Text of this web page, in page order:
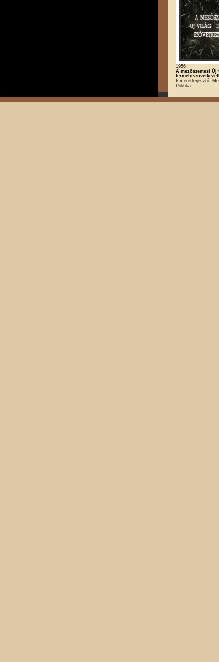
1956
A mezőszemesi Új
Ismeretterjesztő,
Politika